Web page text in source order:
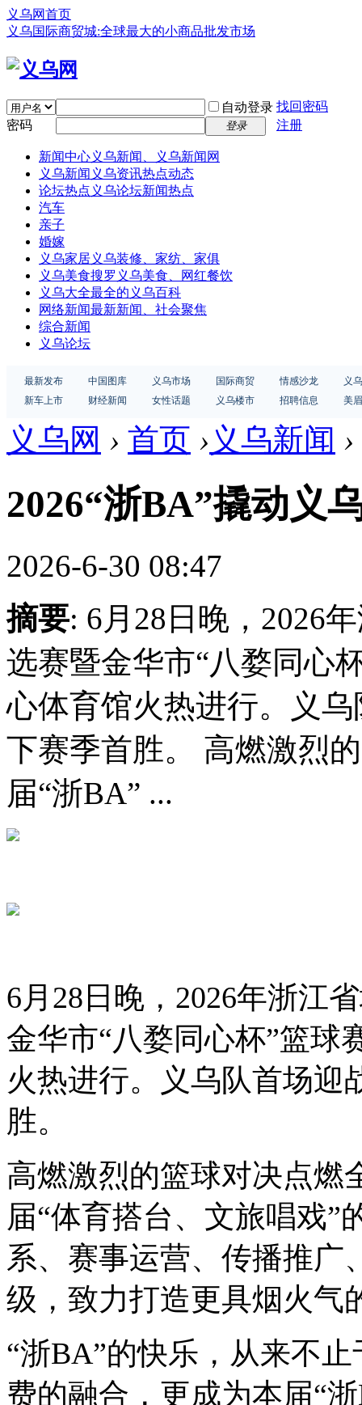
义乌网首页
义乌国际商贸城:全球最大的小商品批发市场
自动登录 找回密码
密码
登录 注册
新闻中心义乌新闻、义乌新闻网
义乌新闻 义乌资讯热点动态
论坛热点 义乌论坛新闻热点
汽车
亲子
婚嫁
义乌家居义乌装修、家纺、家俱
义乌美食搜罗义乌美食、网红餐饮
义乌大全最全的义乌百科
网络新闻最新新闻、社会聚焦
综合新闻
义乌论坛
最新发布 中国图库 义乌市场 国际商贸 情感沙龙
义
新车上市
财经新闻 女性话题 义乌楼市 招聘信息 美
义乌网 › 首页 › 义乌新闻 ›
2026“浙BA”撬动义
2026-6-30 08:47
摘要: 6月28日晚，2026
选赛暨金华市“八婺同心
心体育馆火热进行。义
下赛季首胜。 高燃激烈
届“浙BA” ...
6月28日晚，2026年浙江
金华市“八婺同心杯”篮球
火热进行。义乌队首场迎
胜。
高燃激烈的篮球对决点燃
届“体育搭台、文旅唱戏”
系、赛事运营、传播推广
级，致力打造更具烟火气
“浙BA”的快乐，从来不
费的融合，更成为本届“